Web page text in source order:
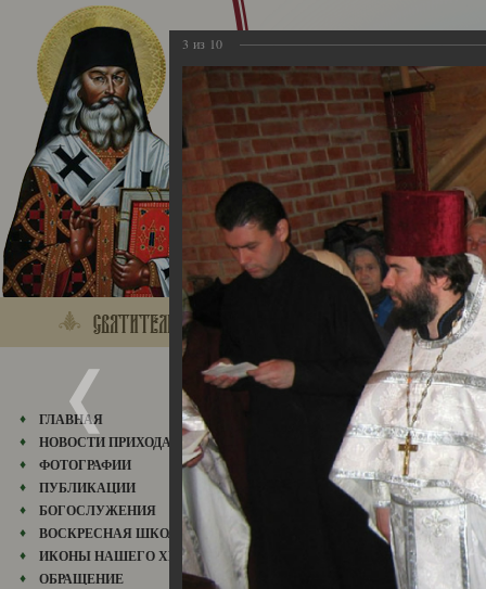
ГЛАВНАЯ
НОВОСТИ ПРИХОДА
ФОТОГРАФИИ
ПУБЛИКАЦИИ
БОГОСЛУЖЕНИЯ
ВОСКРЕСНАЯ ШКОЛА
ИКОНЫ НАШЕГО ХРАМА
ОБРАЩЕНИЕ
01.06.2006
3 из 10